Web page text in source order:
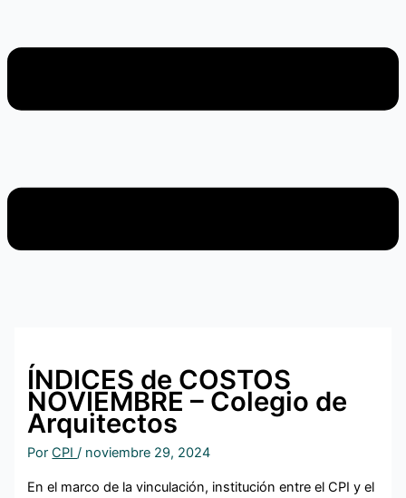
ÍNDICES de COSTOS
NOVIEMBRE – Colegio de
Arquitectos
PorCPI/ noviembre 29, 2024
En el marco de la vinculación, institución entre el CPI y el